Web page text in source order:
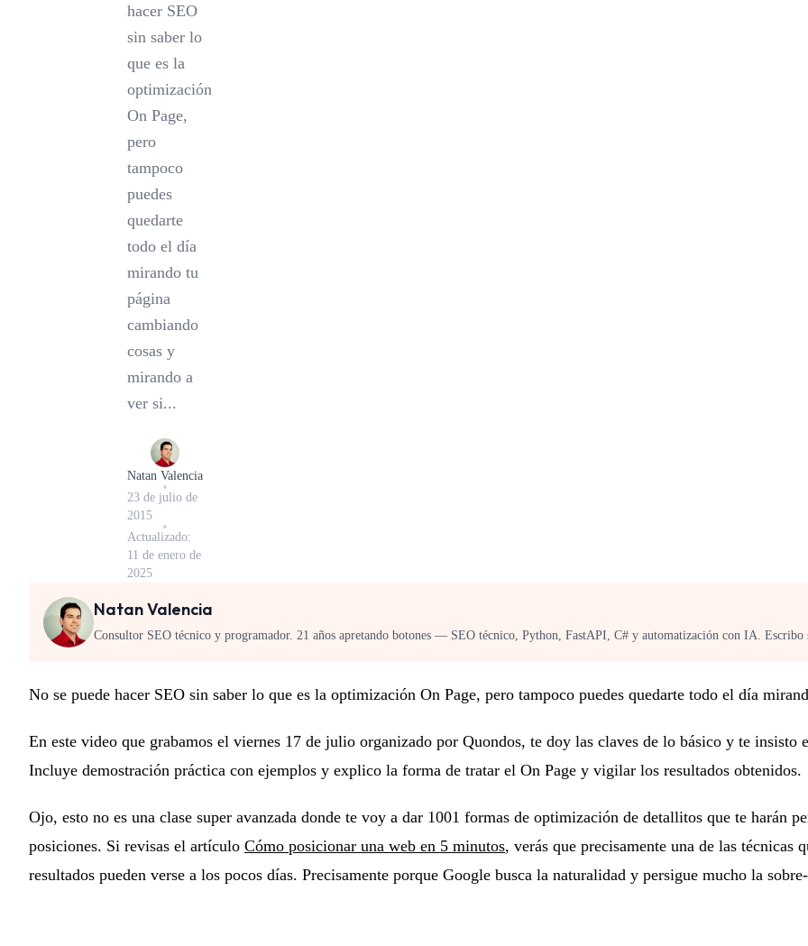
hacer SEO
sin saber lo
que es la
optimización
On Page,
pero
tampoco
puedes
quedarte
todo el día
mirando tu
página
cambiando
cosas y
mirando a
ver si...
Natan Valencia
23 de julio de
2015
Actualizado:
11 de enero de
2025
Natan Valencia
Consultor SEO técnico y programador. 21 años apretando botones — SEO técnico, Python, FastAPI, C# y automatización con IA. Escribo
No se puede hacer SEO sin saber lo que es la optimización On Page, pero tampoco puedes quedarte todo el día
En este video que grabamos el viernes 17 de julio organizado por Quondos, te doy las claves de lo básico y te insisto
Incluye demostración práctica con ejemplos y explico la forma de tratar el On Page y vigilar los resultados obtenidos.
Ojo, esto no es una clase super avanzada donde te voy a dar 1001 formas de optimización de detallitos que te harán
posiciones. Si revisas el artículo Cómo posicionar una web en 5 minutos, verás que precisamente una de las técnicas
resultados pueden verse a los pocos días. Precisamente porque Google busca la naturalidad y persigue mucho la